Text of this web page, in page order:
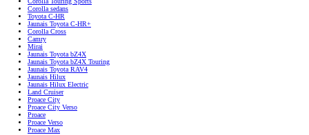
Corolla sedans
Toyota C-HR
Jaunais Toyota C-HR+
Corolla Cross
Camry
Mirai
Jaunais Toyota bZ4X
Jaunais Toyota bZ4X Touring
Jaunais Toyota RAV4
Jaunais Hilux
Jaunais Hilux Electric
Land Cruiser
Proace City
Proace City Verso
Proace
Proace Verso
Proace Max